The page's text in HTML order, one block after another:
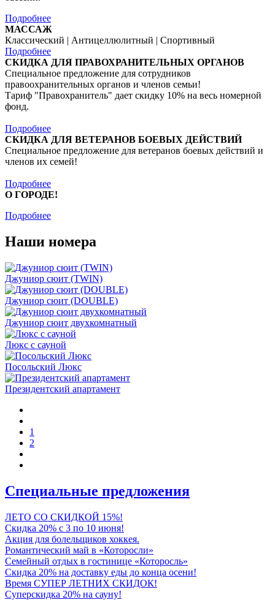
Подробнее
МАССАЖ
Классический | Антицеллюлитный | Спортивный
Подробнее
СКИДКА ДЛЯ ПРАВОХРАНИТЕЛЬНЫХ ОРГАНОВ
Специальное предложение для сотрудников
правоохранительных органов и членов семьи!
Тариф "Правохранитель" дает скидку 10% на весь номерной
фонд.
Подробнее
СКИДКА ДЛЯ ВЕТЕРАНОВ БОЕВЫХ ДЕЙСТВИЙ
Специальное предложение для ветеранов боевых действий и
членов их семей!
Подробнее
О ГОРОДЕ!
Подробнее
Наши номера
Джуниор сюит (TWIN)
Джуниор сюит (DOUBLE)
Джуниор сюит двухкомнатный
Люкс с сауной
Посольский Люкс
Президентский апартамент
1
2
Специальные предложения
ЛЕТО СО СКИДКОЙ 15%!
Скидка 20% с 3 по 10 июня!
Акция для болельщиков хоккея.
Романтический май в «Которосли»
Семейный отдых в гостинице «Которосль»
Скидка 20% на доставку еды до конца осени!
Время СУПЕР ЛЕТНИХ СКИДОК!
Суперскидка 20% на сауну!